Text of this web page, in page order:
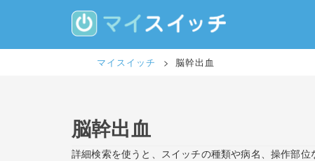
p
マイスイッチ > 脳幹出血
脳幹出血
詳細検索を使うと、スイッチの種類や病名、操作部位